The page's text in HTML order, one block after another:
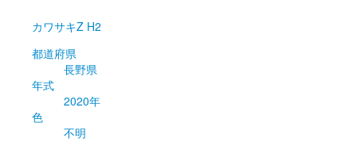
カワサキZ H2
都道府県
長野県
年式
2020年
色
不明